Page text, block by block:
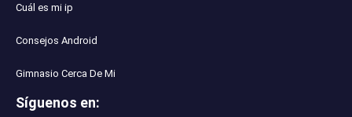
Cuál es mi ip
Consejos Android
Gimnasio Cerca De Mi
Síguenos en: